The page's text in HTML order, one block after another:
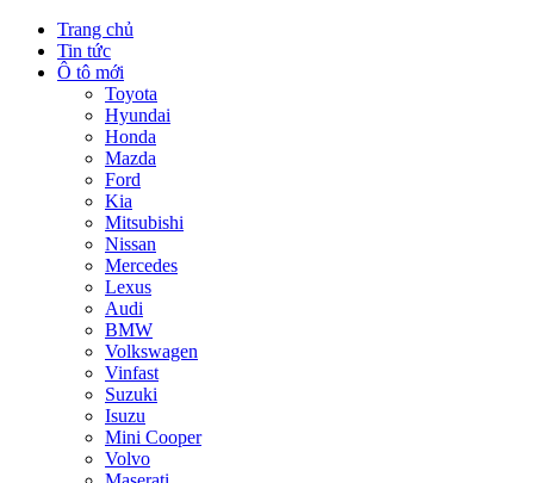
Trang chủ
Tin tức
Ô tô mới
Toyota
Hyundai
Honda
Mazda
Ford
Kia
Mitsubishi
Nissan
Mercedes
Lexus
Audi
BMW
Volkswagen
Vinfast
Suzuki
Isuzu
Mini Cooper
Volvo